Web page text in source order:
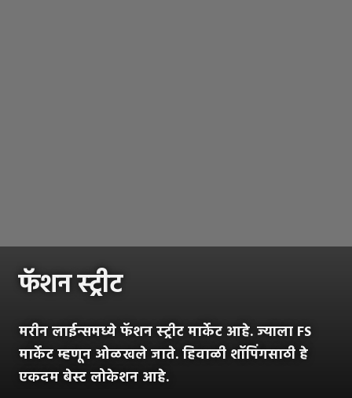
फॅशन स्ट्रीट
मरीन लाईन्समध्ये फॅशन स्ट्रीट मार्केट आहे. ज्याला FS
मार्केट म्हणून ओळखले जाते. हिवाळी शॉपिंगसाठी हे
एकदम बेस्ट लोकेशन आहे.